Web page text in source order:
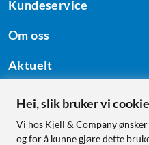
Kundeservice
Om oss
Aktuelt
Følg oss
Hei, slik bruker vi
Vi hos Kjell & Company
og for å kunne gjøre dette